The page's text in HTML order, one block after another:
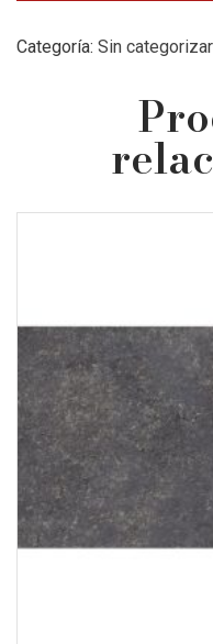
Categoría: Sin categorizar